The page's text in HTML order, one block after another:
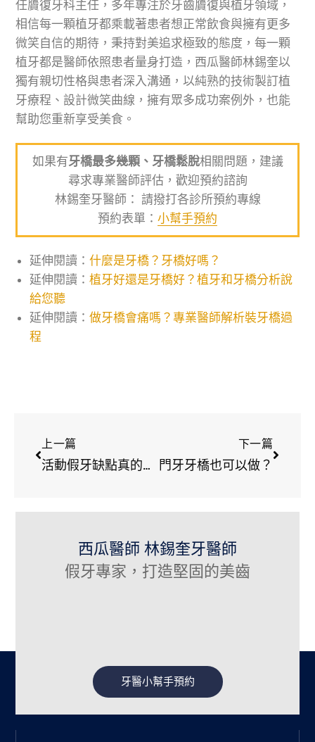
任贗復牙科主任，多年專注於牙齒贗復與植牙領域，
相信每一顆植牙都乘載著患者想正常飲食與擁有更多
微笑自信的期待，秉持對美追求極致的態度，每一顆
植牙都是醫師依照患者量身打造，西瓜醫師林錫奎以
獨有親切性格與患者深入溝通，以純熟的技術製訂植
牙療程、設計微笑曲線，擁有眾多成功案例外，也能
幫助您重新享受美食。
如果有牙橋最多幾顆、牙橋鬆脫相關問題，建議
尋求專業醫師評估，歡迎預約諮詢
林錫奎牙醫師： 請撥打各診所預約專線
預約表單： 小幫手預約
延伸閱讀：什麼是牙橋？牙橋好嗎？
延伸閱讀：植牙好還是牙橋好？植牙和牙橋分析說
給您聽
延伸閱讀：做牙橋會痛嗎？專業醫師解析裝牙橋過
程
上一篇
活動假牙缺點真的比較多？其實活動假牙有不可被取代的特色
下一篇
門牙牙橋也可以做？
西瓜醫師 林錫奎牙醫師
假牙專家，打造堅固的美齒
牙醫小幫手預約